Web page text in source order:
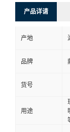
产品详请
产地
品牌
货号
用途